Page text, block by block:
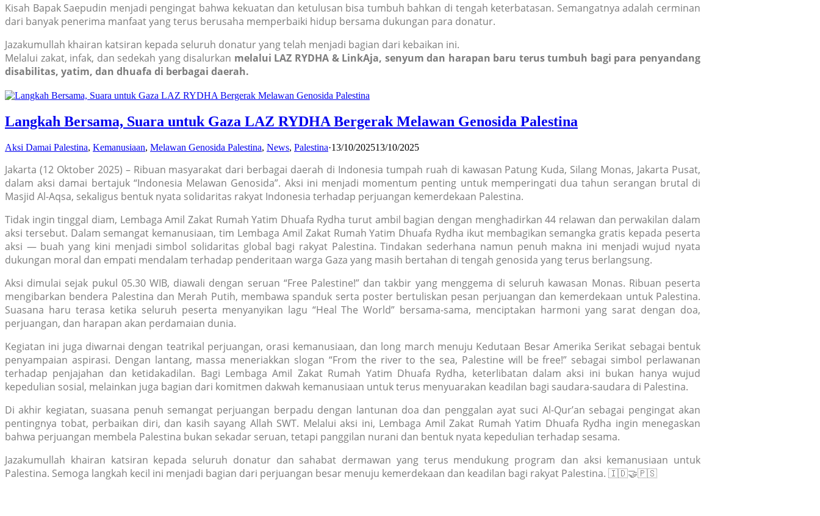
Kisah Bapak Saepudin menjadi pengingat bahwa kekuatan dan ketulusan bisa tumbuh bahkan di tengah keterbatasan. Semangatnya adalah cerminan
dari banyak penerima manfaat yang terus berusaha memperbaiki hidup bersama dukungan para donatur.
Jazakumullah khairan katsiran kepada seluruh donatur yang telah menjadi bagian dari kebaikan ini.
Melalui zakat, infak, dan sedekah yang disalurkan melalui LAZ RYDHA & LinkAja, senyum dan harapan baru terus tumbuh bagi para penyandang
disabilitas, yatim, dan dhuafa di berbagai daerah.
Langkah Bersama, Suara untuk Gaza LAZ RYDHA Bergerak Melawan Genosida Palestina
Aksi Damai Palestina, Kemanusiaan, Melawan Genosida Palestina, News, Palestina·13/10/202513/10/2025
Jakarta (12 Oktober 2025) – Ribuan masyarakat dari berbagai daerah di Indonesia tumpah ruah di kawasan Patung Kuda, Silang Monas, Jakarta Pusat,
dalam aksi damai bertajuk “Indonesia Melawan Genosida”. Aksi ini menjadi momentum penting untuk memperingati dua tahun serangan brutal di
Masjid Al-Aqsa, sekaligus bentuk nyata solidaritas rakyat Indonesia terhadap perjuangan kemerdekaan Palestina.
Tidak ingin tinggal diam, Lembaga Amil Zakat Rumah Yatim Dhuafa Rydha turut ambil bagian dengan menghadirkan 44 relawan dan perwakilan dalam
aksi tersebut. Dalam semangat kemanusiaan, tim Lembaga Amil Zakat Rumah Yatim Dhuafa Rydha ikut membagikan semangka gratis kepada peserta
aksi — buah yang kini menjadi simbol solidaritas global bagi rakyat Palestina. Tindakan sederhana namun penuh makna ini menjadi wujud nyata
dukungan moral dan empati mendalam terhadap penderitaan warga Gaza yang masih bertahan di tengah genosida yang terus berlangsung.
Aksi dimulai sejak pukul 05.30 WIB, diawali dengan seruan “Free Palestine!” dan takbir yang menggema di seluruh kawasan Monas. Ribuan peserta
mengibarkan bendera Palestina dan Merah Putih, membawa spanduk serta poster bertuliskan pesan perjuangan dan kemerdekaan untuk Palestina.
Suasana haru terasa ketika seluruh peserta menyanyikan lagu “Heal The World” bersama-sama, menciptakan harmoni yang sarat dengan doa,
perjuangan, dan harapan akan perdamaian dunia.
Kegiatan ini juga diwarnai dengan teatrikal perjuangan, orasi kemanusiaan, dan long march menuju Kedutaan Besar Amerika Serikat sebagai bentuk
penyampaian aspirasi. Dengan lantang, massa meneriakkan slogan “From the river to the sea, Palestine will be free!” sebagai simbol perlawanan
terhadap penjajahan dan ketidakadilan. Bagi Lembaga Amil Zakat Rumah Yatim Dhuafa Rydha, keterlibatan dalam aksi ini bukan hanya wujud
kepedulian sosial, melainkan juga bagian dari komitmen dakwah kemanusiaan untuk terus menyuarakan keadilan bagi saudara-saudara di Palestina.
Di akhir kegiatan, suasana penuh semangat perjuangan berpadu dengan lantunan doa dan penggalan ayat suci Al-Qur’an sebagai pengingat akan
pentingnya tobat, perbaikan diri, dan kasih sayang Allah SWT. Melalui aksi ini, Lembaga Amil Zakat Rumah Yatim Dhuafa Rydha ingin menegaskan
bahwa perjuangan membela Palestina bukan sekadar seruan, tetapi panggilan nurani dan bentuk nyata kepedulian terhadap sesama.
Jazakumullah khairan katsiran kepada seluruh donatur dan sahabat dermawan yang terus mendukung program dan aksi kemanusiaan untuk
Palestina. Semoga langkah kecil ini menjadi bagian dari perjuangan besar menuju kemerdekaan dan keadilan bagi rakyat Palestina. 🇮🇩🤝🇵🇸